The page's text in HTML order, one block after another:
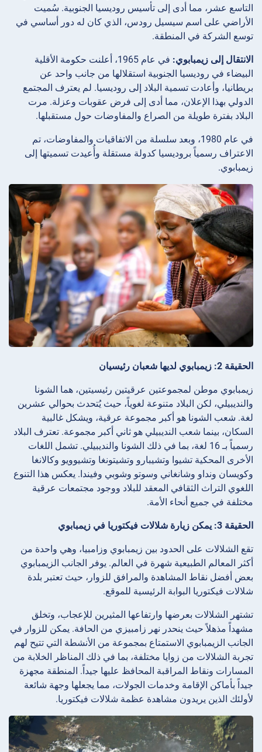
التاسع عشر، مما أدى إلى تأسيس روديسيا الجنوبية. سُميت
الأراضي على اسم سيسيل رودس، الذي كان له دور أساسي في
توسع الشركة في المنطقة.
الانتقال إلى زيمبابوي:
في عام 1965، أعلنت حكومة الأقلية
البيضاء في روديسيا الجنوبية استقلالها من جانب واحد عن
بريطانيا، وأعادت تسمية البلاد إلى روديسيا. لم يعترف المجتمع
الدولي بهذا الإعلان، مما أدى إلى فرض عقوبات وعزلة. مرت
البلاد بفترة طويلة من الصراع والمفاوضات حول مستقبلها.
في عام 1980، وبعد سلسلة من الاتفاقيات والمفاوضات، تم
الاعتراف رسمياً بروديسيا كدولة مستقلة وأُعيدت تسميتها إلى
زيمبابوي.
الحقيقة 2: زيمبابوي لديها شعبان رئيسيان
زيمبابوي موطن لمجموعتين عرقيتين رئيسيتين، هما الشونا
والنديبيلي، لكن البلاد متنوعة لغوياً، حيث يُتحدث بحوالي عشرين
لغة. شعب الشونا هو أكبر مجموعة عرقية، ويشكل غالبية
السكان، بينما شعب النديبيلي هو ثاني أكبر مجموعة. تعترف البلاد
رسمياً بـ 16 لغة، بما في ذلك الشونا والنديبيلي. تشمل اللغات
الأخرى المحكية تشيوا وتشيبارو وتشيتونغا وتشيوويو وكالانغا
وكويسان ونداو وشانغاني وسوتو وشوبي وفيندا. يعكس هذا التنوع
اللغوي التراث الثقافي المعقد للبلاد ووجود مجتمعات عرقية
مختلفة في جميع أنحاء الأمة.
الحقيقة 3: يمكن زيارة شلالات فيكتوريا في زيمبابوي
تقع الشلالات على الحدود بين زيمبابوي وزامبيا، وهي واحدة من
أكثر المعالم الطبيعية شهرة في العالم. يوفر الجانب الزيمبابوي
بعض أفضل نقاط المشاهدة والمرافق للزوار، حيث تعتبر بلدة
شلالات فيكتوريا البوابة الرئيسية للموقع.
تشتهر الشلالات بعرضها وارتفاعها المثيرين للإعجاب، وتخلق
مشهداً مذهلاً حيث ينحدر نهر زامبيزي من الحافة. يمكن للزوار في
الجانب الزيمبابوي الاستمتاع بمجموعة من الأنشطة التي تتيح لهم
تجربة الشلالات من زوايا مختلفة، بما في ذلك المناظر الخلابة من
المسارات ونقاط المراقبة المحافظ عليها جيداً. المنطقة مجهزة
جيداً بأماكن الإقامة وخدمات الجولات، مما يجعلها وجهة شائعة
لأولئك الذين يريدون مشاهدة عظمة شلالات فيكتوريا.